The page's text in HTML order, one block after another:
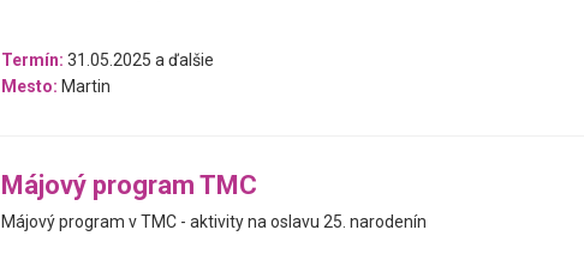
Termín: 31.05.2025 a ďalšie
Mesto: Martin
Májový program TMC
Májový program v TMC - aktivity na oslavu 25. narodenín